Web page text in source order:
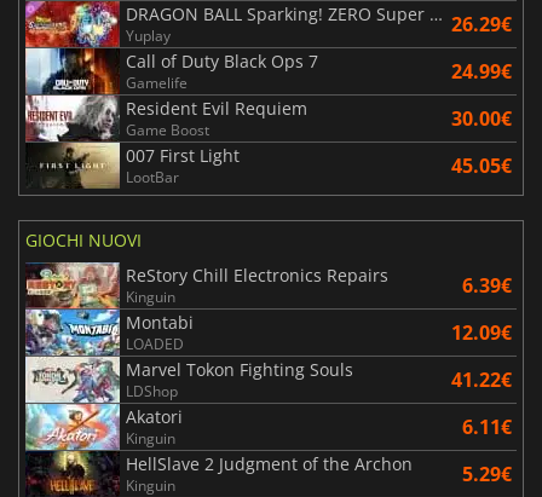
DRAGON BALL Sparking! ZERO Super Limit Breaking NEO
Yuplay 26.29€
Call of Duty Black Ops 7
Gamelife 24.99€
Resident Evil Requiem
Game Boost 30.00€
007 First Light
LootBar 45.05€
GIOCHI NUOVI
ReStory Chill Electronics Repairs
Kinguin 6.39€
Montabi
LOADED 12.09€
Marvel Tokon Fighting Souls
LDShop 41.22€
Akatori
Kinguin 6.11€
HellSlave 2 Judgment of the Archon
Kinguin 5.29€